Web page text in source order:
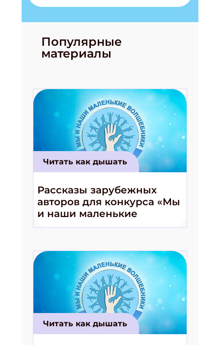
Популярные
материалы
Читать как дышать
Рассказы зарубежных
авторов для конкурса «Мы
и наши маленькие
волшебники!»
Читать как дышать